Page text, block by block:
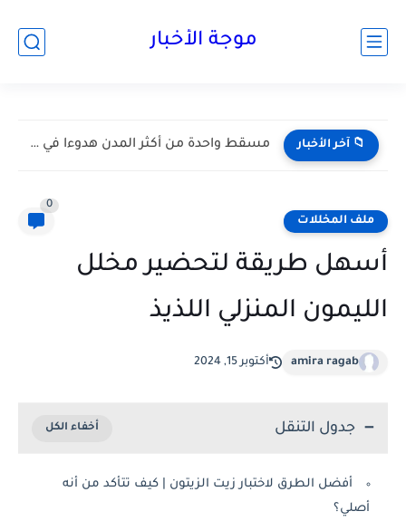
موجة الأخبار
📁 آخر الأخبار لماذا يعد الشتاء أفضل وقت لزيارة الأردن | اكتشف سحره...
ملف المخللات
0
أسهل طريقة لتحضير مخلل
الليمون المنزلي اللذيذ
amira ragab أكتوبر 15, 2024
جدول التنقل
أفضل الطرق لاختبار زيت الزيتون | كيف تتأكد من أنه
أصلي؟